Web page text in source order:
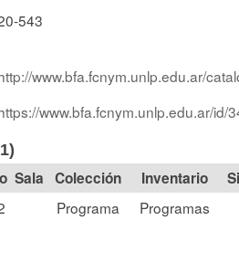
543
www.bfa.fcnym.unlp.edu.ar/
www.bfa.fcnym.unlp.edu.ar/id/
Sala Colección
Programa Programas